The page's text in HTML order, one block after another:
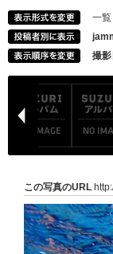
一覧
撮
この写真のURL